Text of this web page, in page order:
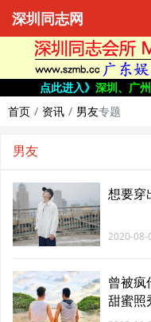
深圳同志网
点此进入》 深圳、广
首页
资讯 男友专题
男友
想要穿
2020-08-
曾被疯
甜蜜照